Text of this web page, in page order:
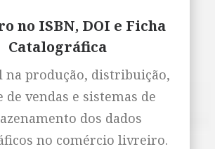
no ISBN, DOI e Ficha
Catalográfica
na produção, distribuição,
de vendas e sistemas de
dos dados
no comércio livreiro.